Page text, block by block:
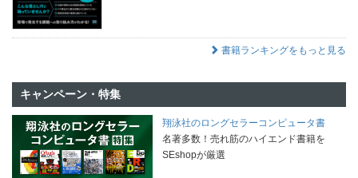
書籍ランキングをもっと見る
キャンペーン・特集
翔泳社のロングセラーコンピュータ書
名著多数！売れ筋のハイエンド書籍を
SEshopが厳選